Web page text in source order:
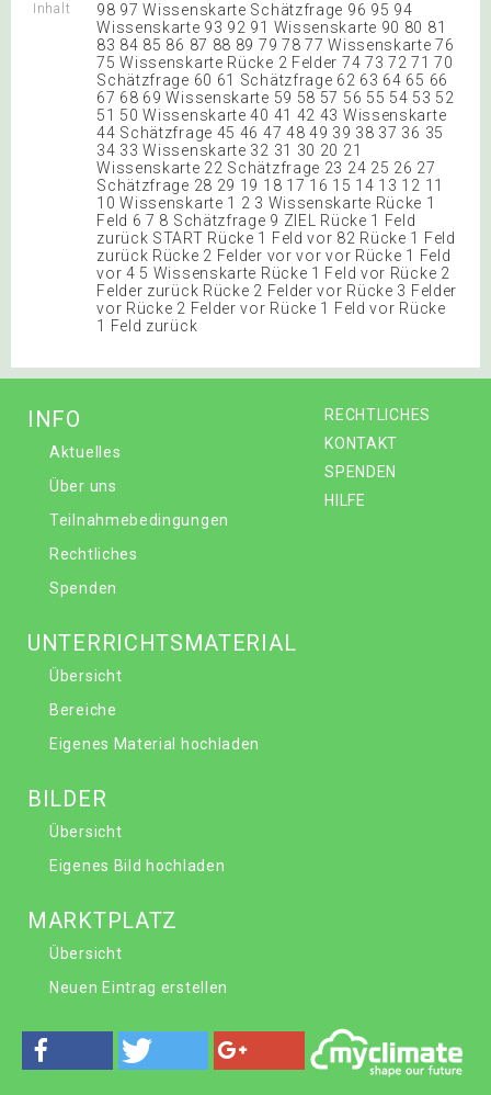
Inhalt
98 97 Wissenskarte Schätzfrage 96 95 94
Wissenskarte 93 92 91 Wissenskarte 90 80 81
83 84 85 86 87 88 89 79 78 77 Wissenskarte 76
75 Wissenskarte Rücke 2 Felder 74 73 72 71 70
Schätzfrage 60 61 Schätzfrage 62 63 64 65 66
67 68 69 Wissenskarte 59 58 57 56 55 54 53 52
51 50 Wissenskarte 40 41 42 43 Wissenskarte
44 Schätzfrage 45 46 47 48 49 39 38 37 36 35
34 33 Wissenskarte 32 31 30 20 21
Wissenskarte 22 Schätzfrage 23 24 25 26 27
Schätzfrage 28 29 19 18 17 16 15 14 13 12 11
10 Wissenskarte 1 2 3 Wissenskarte Rücke 1
Feld 6 7 8 Schätzfrage 9 ZIEL Rücke 1 Feld
zurück START Rücke 1 Feld vor 82 Rücke 1 Feld
zurück Rücke 2 Felder vor vor vor Rücke 1 Feld
vor 4 5 Wissenskarte Rücke 1 Feld vor Rücke 2
Felder zurück Rücke 2 Felder vor Rücke 3 Felder
vor Rücke 2 Felder vor Rücke 1 Feld vor Rücke
1 Feld zurück
RECHTLICHES
KONTAKT
SPENDEN
HILFE
INFO
Aktuelles
Über uns
Teilnahmebedingungen
Rechtliches
Spenden
UNTERRICHTSMATERIAL
Übersicht
Bereiche
Eigenes Material hochladen
BILDER
Übersicht
Eigenes Bild hochladen
MARKTPLATZ
Übersicht
Neuen Eintrag erstellen